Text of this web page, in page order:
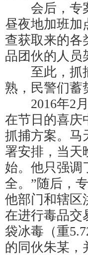
会后，专案
昼夜地加班加
查获取来的各
品团伙的人员
至此，抓捕
熟，民警们蓄
2016年2月
在节日的喜庆
抓捕方案。马
署安排，当天
始。他只强调
全。”随后，
他部门和辖区
在进行毒品交
袋冰毒（重
的同伙朱某，